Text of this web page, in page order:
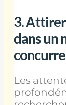
3.
dans un
Les